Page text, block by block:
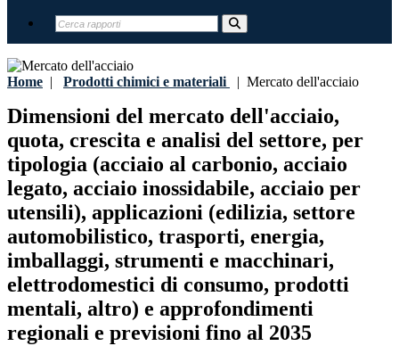
Home | Prodotti chimici e materiali | Mercato dell'acciaio
Dimensioni del mercato dell'acciaio,
quota, crescita e analisi del settore, per
tipologia (acciaio al carbonio, acciaio
legato, acciaio inossidabile, acciaio per
utensili), applicazioni (edilizia, settore
automobilistico, trasporti, energia,
imballaggi, strumenti e macchinari,
elettrodomestici di consumo, prodotti
mentali, altro) e approfondimenti
regionali e previsioni fino al 2035